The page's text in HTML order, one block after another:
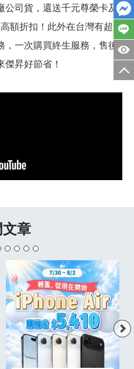
公司貨，還送千元尊榮卡及
額折扣！此外在台灣有超過
，一次購買終生服務，售後
昇好節省！
章